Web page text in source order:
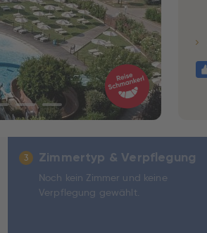
3 Zimmertyp & Verpflegung
Noch kein Zimmer und keine
Verpflegung gewählt.